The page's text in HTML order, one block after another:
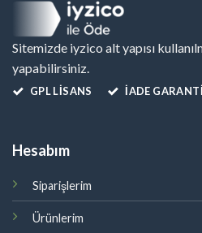
Sitemizde iyzico alt yapısı
yapabilirsiniz.
GPL LISANS İADE
Hesabım
Siparişlerim
Ürünlerim